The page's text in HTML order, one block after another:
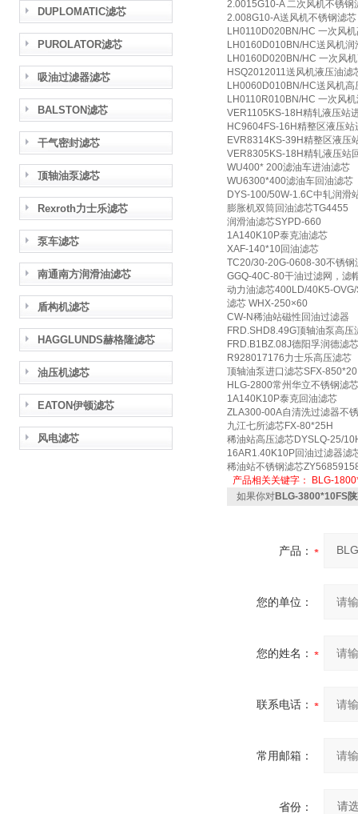
DUPLOMATIC滤芯
PUROLATOR滤芯
吸油过滤器滤芯
BALSTON滤芯
干气密封滤芯
顶轴油泵滤芯
Rexroth力士乐滤芯
泵车滤芯
南通南方润滑油滤芯
盾构机滤芯
HAGGLUNDS赫格隆滤芯
油压机滤芯
EATON伊顿滤芯
风电滤芯
2.0015G10-A 二次风机不锈钢
2.008G10-A送风机不锈钢滤
LH0110D020BN/HC 一次风
LH0160D010BN/HC送风机润
LH0160D020BN/HC 一次风
HSQ2012011送风机液压油滤
LH0060D010BN/HC送风机高
LH0110R010BN/HC 一次风
VER1105KS-18H精轧液压站
HC9604FS-16H精整区液压站
EVR8314KS-39H精整区液压
VER8305KS-18H精轧液压站
WU400* 200滤油车进油滤芯
WU6300*400滤油车回油滤芯
DYS-100/50W-1.6C中轧润滑
膨胀机双筒回油滤芯TG4455
润滑油滤芯SYPD-660
1A140K10P泰克油滤芯
XAF-140*10回油滤芯
TC20/30-20G-0608-30不锈钢
GGQ-40C-80干油过滤网，滤
动力油滤芯400LD/40K5-
滤芯 WHX-250×60
CW-N稀油站磁性回油过滤器
FRD.SHD8.49G顶轴油泵高压
FRD.B1BZ.08J德阳孚润德滤
R928017176力士乐高压滤芯
顶轴油泵进口滤芯SFX-850*20
HLG-2800常州华立不锈钢滤芯
1A140K10P泰克回油滤芯
ZLA300-00A自清洗过滤器不
九江七所滤芯FX-80*25H
稀油站高压滤芯DYSLQ-25/
16AR1.40K10P回油过滤器滤
稀油站不锈钢滤芯
产品相关关键字：
BLG-
如果你对BLG-3800*10FS
产品：
您的单位：
您的姓名：
联系电话：
常用邮箱：
省份：